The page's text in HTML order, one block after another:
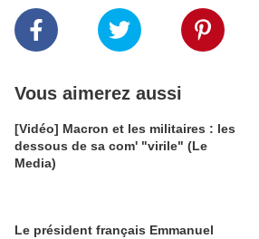
Vous aimerez aussi
[Vidéo] Macron et les militaires : les
dessous de sa com' "virile" (Le
Media)
Le président français Emmanuel